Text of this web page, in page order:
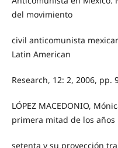
del movimiento
civil anticomunista
Latin American
Research, 12: 2, 2006, pp.
LÓPEZ MACEDONIO,
primera mitad de los años
setenta y su proyección